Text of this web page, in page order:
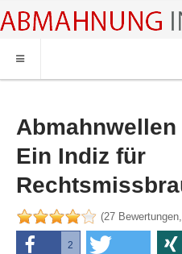
HOME
ABMAHNWARNER
ABMAHNUNG FILESHARING
RECHTSBERATUNG
Ein Indiz für
(27
2
2